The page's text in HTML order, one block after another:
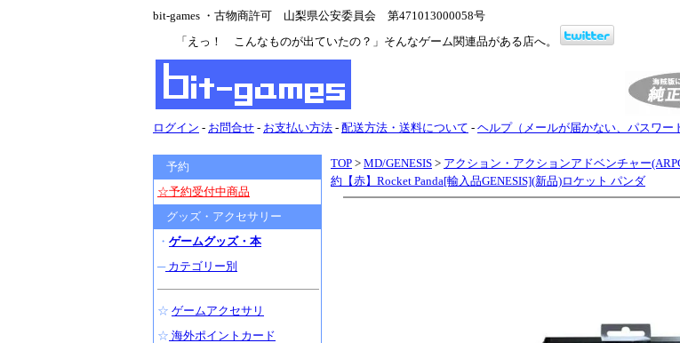
bit-games ・古物商許可 山梨県公安委員会 第471013000058号
「えっ！ こんなものが出ていたの？」そんなゲーム関連品がある店へ。
ログイン - お問合せ - お支払い方法 - 配送方法・送料について - ヘルプ（メールが届かない、パスワー
TOP > MD/GENESIS > アクション・アクションアドベンチャー
約【赤】Rocket Panda[輸入品GENESIS](新品)ロケット パンダ
予約
☆予約受付中商品
グッズ・アクセサリー
・ ゲームグッズ・本
─カテゴリー別
☆ ゲームアクセサリ
☆ 海外ポイントカード